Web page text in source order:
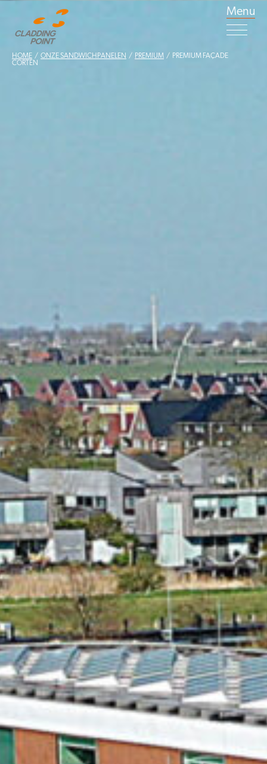
Menu
HOME / ONZE SANDWICHPANELEN / PREMIUM / PREMIUM FAÇADE
CORTEN